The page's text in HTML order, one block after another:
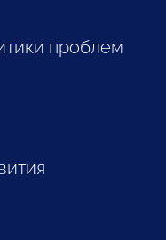
проблем